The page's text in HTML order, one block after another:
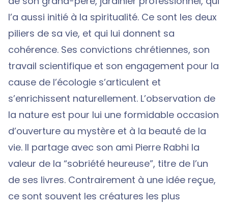
l’a aussi initié à la spiritualité. Ce sont les deux
piliers de sa vie, et qui lui donnent sa
cohérence. Ses convictions chrétiennes, son
travail scientifique et son engagement pour la
cause de l’écologie s’articulent et
s’enrichissent naturellement. L’observation de
la nature est pour lui une formidable occasion
d’ouverture au mystère et à la beauté de la
vie. Il partage avec son ami Pierre Rabhi la
valeur de la “sobriété heureuse”, titre de l’un
de ses livres. Contrairement à une idée reçue,
ce sont souvent les créatures les plus